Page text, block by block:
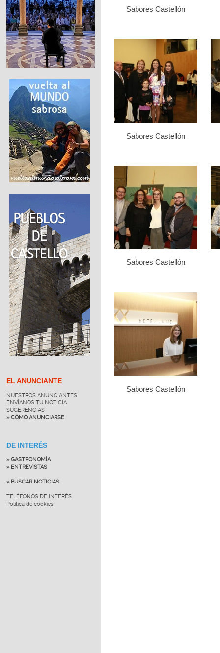
EL ANUNCIANTE
NUESTROS ANUNCIANTES
ENVÍANOS TU NOTICIA
SUGERENCIAS
» CÓMO ANUNCIARSE
DE INTERÉS
» GASTRONOMÍA
» ENTREVISTAS
» BUSCAR NOTICIAS
TELÉFONOS DE INTERÉS
Política de cookies
Sabores Castellón
Sabores Castellón
Sabores Castellón
Sabores Castellón